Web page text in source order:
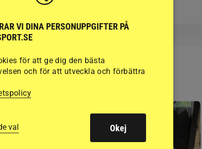
BLOGGAR
VI DINA PERSONUPPGIFTER PÅ
för att ge dig den bästa
och för att utveckla och förbättra
val Okej